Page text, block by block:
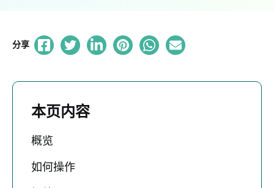
分享
本页内容
概览
如何操作